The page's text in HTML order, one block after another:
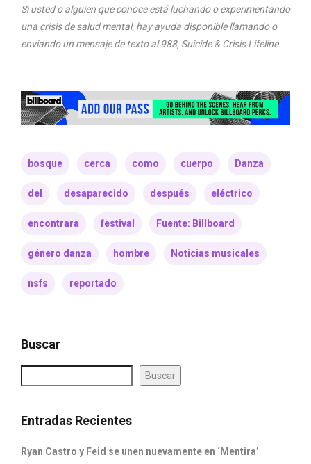
Si usted o alguien que conoce está luchando o experimentando
una crisis de salud mental, hay ayuda disponible llamando o
enviando un mensaje de texto al 988, Suicide & Crisis Lifeline.
bosque cerca como cuerpo Danza
del desaparecido después eléctrico
encontrara festival Fuente: Billboard
género danza hombre Noticias musicales
nsfs reportado
Buscar
Buscar
Entradas Recientes
Ryan Castro y Feid se unen nuevamente en ‘Mentira’